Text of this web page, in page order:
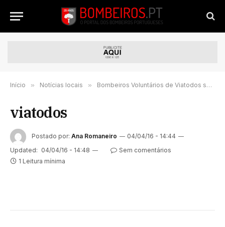
Início » Notícias locais » Bombeiros Voluntários de Viatodos são “caso de sucesso a nível nacional”
viatodos
Postado por: Ana Romaneiro
04/04/16 - 14:44
Updated: 04/04/16 - 14:48
Sem comentários
1 Leitura mínima